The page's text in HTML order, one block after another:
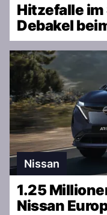
Hitzefalle
Debakel
Nissan
1.25
Nissan